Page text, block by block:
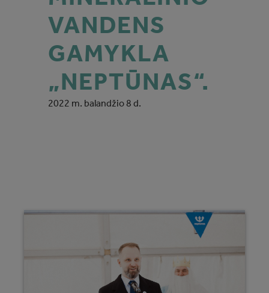
VANDENS
GAMYKLA
„NEPTŪNAS“.
2022 m. balandžio 8 d.